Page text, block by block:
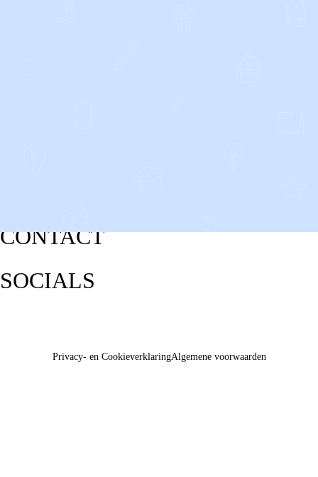
CONTACT
SOCIALS
Privacy- en CookieverklaringAlgemene voorwaarden